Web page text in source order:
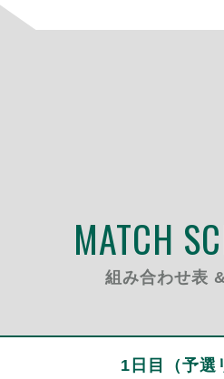
MATCH
組み合わせ表
1日目（予選